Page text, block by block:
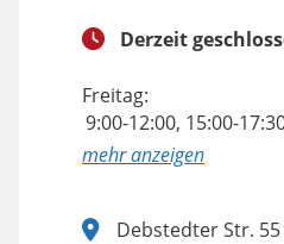
Derzeit
Freitag:
9:00-12:00, 15:00-
anzeigen
Debstedter Str. 55